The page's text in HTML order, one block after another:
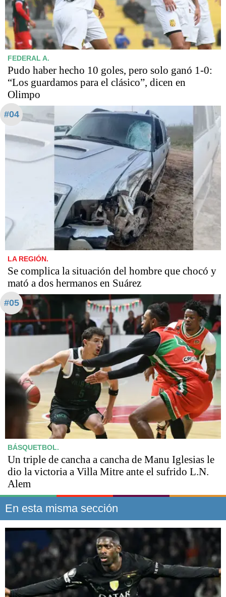
FEDERAL A.
Pudo haber hecho 10 goles, pero solo ganó 1-0:
“Los guardamos para el clásico”, dicen en
Olimpo
#04
LA REGIÓN.
Se complica la situación del hombre que chocó y
mató a dos hermanos en Suárez
#05
BÁSQUETBOL.
Un triple de cancha a cancha de Manu Iglesias le
dio la victoria a Villa Mitre ante el sufrido L.N.
Alem
En esta misma sección